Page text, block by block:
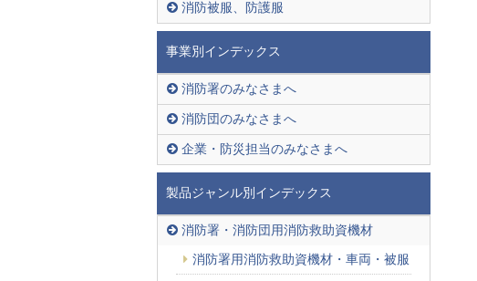
消防被服、防護服
事業別インデックス
消防署のみなさまへ
消防団のみなさまへ
企業・防災担当のみなさまへ
製品ジャンル別インデックス
消防署・消防団用消防救助資機材
消防署用消防救助資機材・車両・被服